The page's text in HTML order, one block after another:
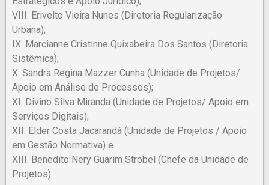
VIII. Erivelto Vieira Nunes (Diretoria Regularização
Urbana);
IX. Marcianne Cristinne Quixabeira Dos Santos (Diretoria
Sistêmica);
X. Sandra Regina Mazzer Cunha (Unidade de Projetos/
Apoio em Análise de Processos);
XI. Divino Silva Miranda (Unidade de Projetos/ Apoio em
Serviços Digitais);
XII. Elder Costa Jacarandá (Unidade de Projetos / Apoio
em Gestão Normativa) e
XIII. Benedito Nery Guarim Strobel (Chefe da Unidade de
Projetos).